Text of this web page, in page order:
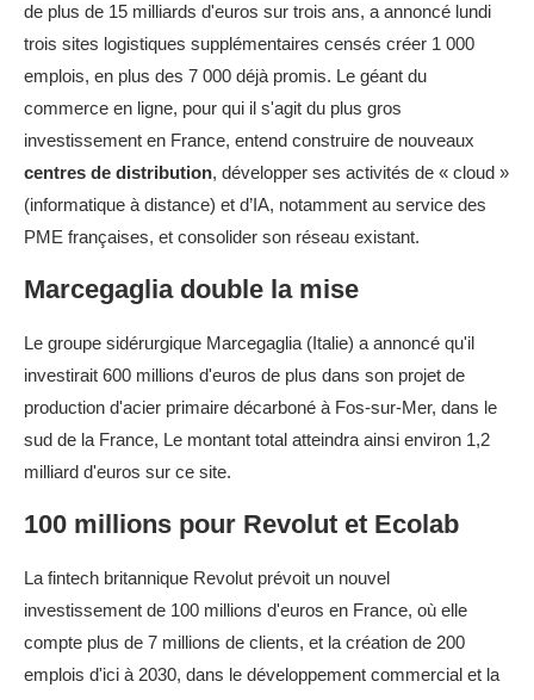
de plus de 15 milliards d'euros sur trois ans, a annoncé lundi
trois sites logistiques supplémentaires censés créer 1 000
emplois, en plus des 7 000 déjà promis. Le géant du
commerce en ligne, pour qui il s'agit du plus gros
investissement en France, entend construire de nouveaux
centres de distribution, développer ses activités de « cloud »
(informatique à distance) et d’IA, notamment au service des
PME françaises, et consolider son réseau existant.
Marcegaglia double la mise
Le groupe sidérurgique Marcegaglia (Italie) a annoncé qu'il
investirait 600 millions d'euros de plus dans son projet de
production d'acier primaire décarboné à Fos-sur-Mer, dans le
sud de la France, Le montant total atteindra ainsi environ 1,2
milliard d'euros sur ce site.
100 millions pour Revolut et Ecolab
La fintech britannique Revolut prévoit un nouvel
investissement de 100 millions d'euros en France, où elle
compte plus de 7 millions de clients, et la création de 200
emplois d'ici à 2030, dans le développement commercial et la